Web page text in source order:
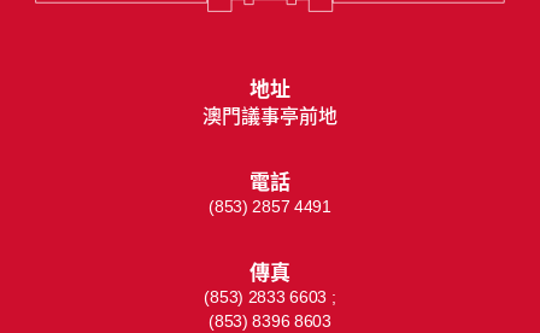
地址
澳門議事亭前地
電話
(853) 2857 4491
傳真
(853) 2833 6603 ;
(853) 8396 8603